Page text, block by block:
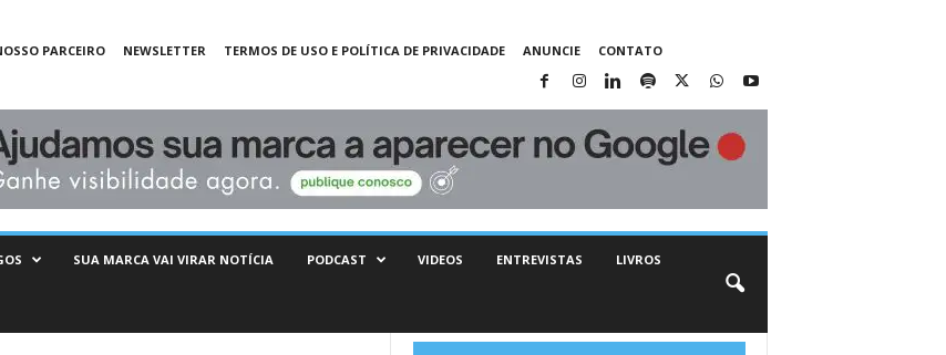
PARCEIRO NEWSLETTER TERMOS DE USO E POLÍTICA DE PRIVACIDADE ANUNCIE CONTATO
SUA MARCA VAI VIRAR NOTÍCIA PODCAST VIDEOS ENTREVISTAS LIVROS